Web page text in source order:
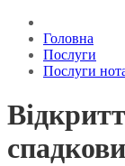
Головна
Послуги
Послуги